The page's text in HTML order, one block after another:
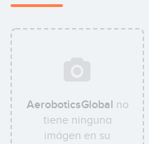
AeroboticsGlobal no
tiene ninguna
imágen en su